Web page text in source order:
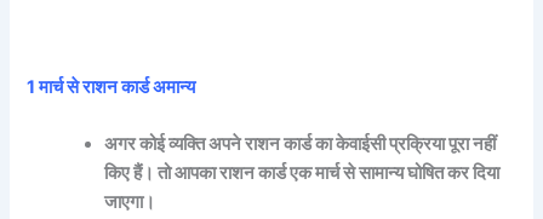
1 मार्च से राशन कार्ड अमान्य
अगर कोई व्यक्ति अपने राशन कार्ड का केवाईसी प्रक्रिया पूरा नहीं
किए हैं। तो आपका राशन कार्ड एक मार्च से सामान्य घोषित कर दिया
जाएगा।